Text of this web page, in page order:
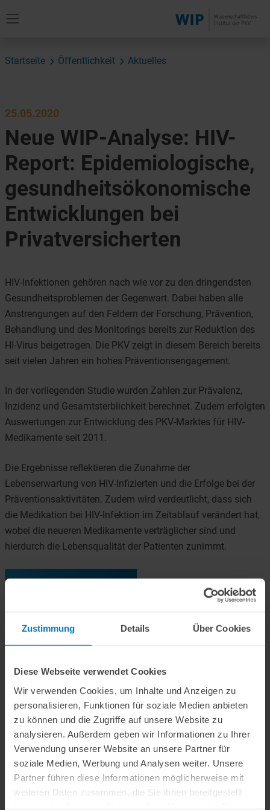
Zustimmung Details Über Cookies
Diese Webseite verwendet Cookies
Wir verwenden Cookies, um Inhalte und Anzeigen zu
personalisieren, Funktionen für soziale Medien anbieten
zu können und die Zugriffe auf unsere Website zu
analysieren. Außerdem geben wir Informationen zu Ihrer
Verwendung unserer Website an unsere Partner für
soziale Medien, Werbung und Analysen weiter. Unsere
Partner führen diese Informationen möglicherweise mit
weiteren Daten zusammen, die Sie ihnen bereitgestellt
Startseite Öffentlichkeit Aktuelles
Neue WIP-Analyse: HIV-
Report: Epidemiologische,
gesundheitsökonomische
Entwicklungen bei
Privatversicherten
25.05.2020
HIV-Infektionen gehören nach wie vor zu den dringendsten
Gesundheitsproblemen der Gegenwart. Dabei haben alle
Anstrengungen auf den Feldern der Forschung, Prävention,
Behandlung und des Monitorings bereits zur Reduktion des
HI-Virus beigetragen. Die PKV zeigt in diesem Bereich bereits
seit vielen Jahren ein hohes Präventionsengagement.
In der vorliegenden Studie wurden Zahlen zur Prävalenz,
Inzidenz und Gesamtsterblichkeit berechnet. Zudem erfolgten
Auswertungen zur Entwicklung des PKV-Marktes für HIV-
Medikamente seit 2011.
Die Ergebnisse reflektieren die Zunahme der
Lebenserwartung von HIV-Infizierten und die Erfolge bei der
Präventionsaktivitäten. Zudem wird verdeutlicht, dass sich
die Medikation bei HIV-Infektion im Zeitablauf verändert hat,
wobei die neueren Medikamente verträglicher sind und
hierdurch die Lebensqualität der Patienten zunimmt.
Entwicklungen bei
Privatversicherten"
Weitere Informationen
Aktuelles
Presse und Medien
Newsletter